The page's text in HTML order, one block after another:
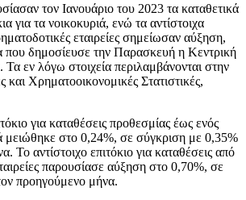
τον Ιανουάριο του 2023 τα καταθετικά
για τα νοικοκυριά, ενώ τα αντίστοιχα
εταιρείες σημείωσαν αύξηση,
που δημοσίευσε την Παρασκευή η Κεντρική
εν λόγω στοιχεία περιλαμβάνονται στην
Χρηματοοικονομικές Στατιστικές,
για καταθέσεις προθεσμίας έως ενός
μειώθηκε στο 0,24%, σε σύγκριση με 0,35%
Το αντίστοιχο επιτόκιο για καταθέσεις από
παρουσίασε αύξηση στο 0,70%, σε
προηγούμενο μήνα.